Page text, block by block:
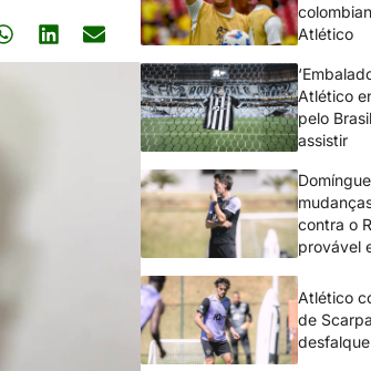
Atlético
Atlético
pelo
assistir
contra o
provável
Atlético
de